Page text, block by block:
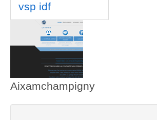
vsp idf
Aixamchampigny